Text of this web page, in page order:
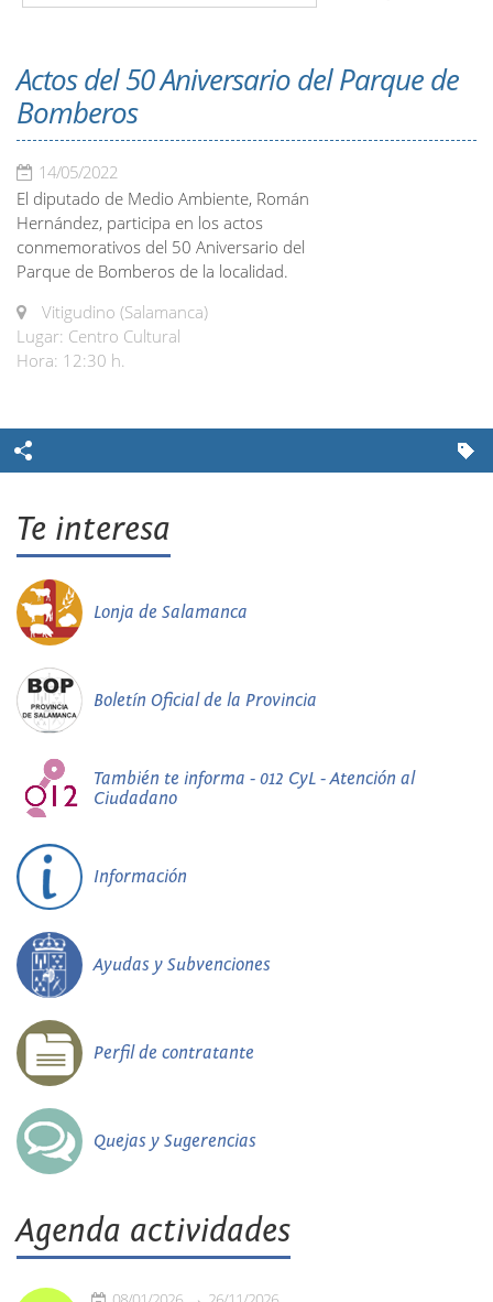
Actos del 50 Aniversario del Parque de
Bomberos
14/05/2022
El diputado de Medio Ambiente, Román
Hernández, participa en los actos
conmemorativos del 50 Aniversario del
Parque de Bomberos de la localidad.
Vitigudino (Salamanca)
Lugar: Centro Cultural
Hora: 12:30 h.
Te interesa
Lonja de Salamanca
Boletín Oficial de la Provincia
También te informa - 012 CyL - Atención al
Ciudadano
Información
Ayudas y Subvenciones
Perfil de contratante
Quejas y Sugerencias
Agenda actividades